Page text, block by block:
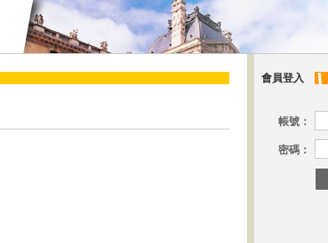
會員登入
帳號：
密碼：